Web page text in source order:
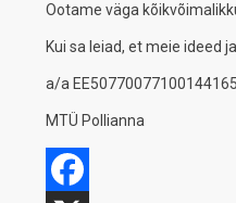
Ootame väga
Kui sa leiad, et meie ideed
a/a
MTÜ Pollianna